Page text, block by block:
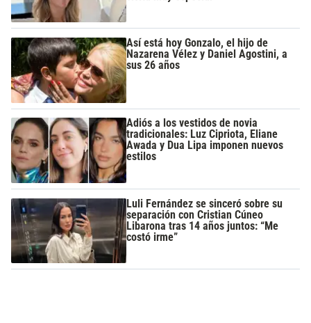
Así está hoy Gonzalo, el hijo de
Nazarena Vélez y Daniel Agostini, a
sus 26 años
Adiós a los vestidos de novia
tradicionales: Luz Cipriota, Eliane
Awada y Dua Lipa imponen nuevos
estilos
Luli Fernández se sinceró sobre su
separación con Cristian Cúneo
Libarona tras 14 años juntos: “Me
costó irme”